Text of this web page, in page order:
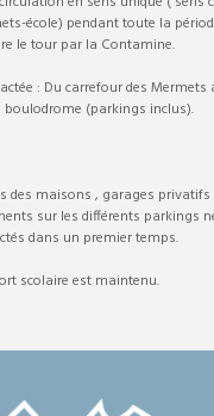
école) pendant toute la
le tour par la Contamine.
: Du carrefour des Mermets
boulodrome (parkings inclus).
des maisons , garages privatifs
sur les différents parkings
dans un premier temps.
scolaire est maintenu.